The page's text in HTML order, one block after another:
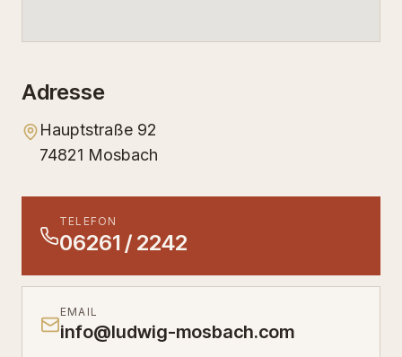
Karriere
Kontakt
TISCH RESERVIEREN
KONTAKT
Adresse
Hauptstraße 92
74821 Mosbach
TELEFON
06261 / 2242
EMAIL
info@ludwig-mosbach.com